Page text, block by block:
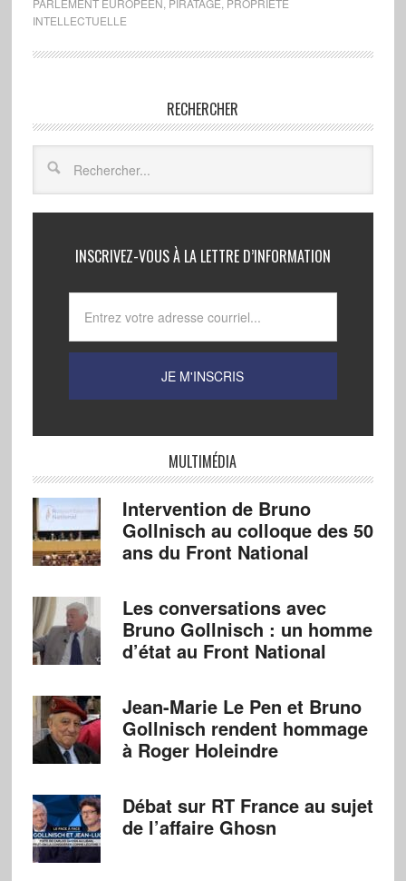
PARLEMENT EUROPÉEN PIRATAGE PROPRIÉTÉ
INTELLECTUELLE
RECHERCHER
INSCRIVEZ-VOUS À LA LETTRE D’INFORMATION
MULTIMÉDIA
Intervention de Bruno
Gollnisch au colloque des 50
ans du Front National
Les conversations avec
Bruno Gollnisch : un homme
d’état au Front National
Jean-Marie Le Pen et Bruno
Gollnisch rendent hommage
à Roger Holeindre
Débat sur RT France au sujet
de l’affaire Ghosn